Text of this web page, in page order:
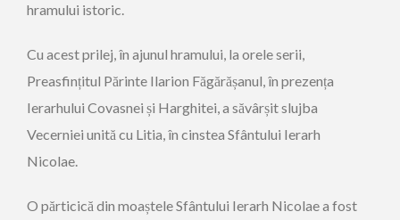
hramului istoric.
Cu acest prilej, în ajunul hramului, la orele serii,
Preasfințitul Părinte Ilarion Făgărășanul, în prezența
Ierarhului Covasnei și Harghitei, a săvârșit slujba
Vecerniei unită cu Litia, în cinstea Sfântului Ierarh
Nicolae.
O părticică din moaștele Sfântului Ierarh Nicolae a fost